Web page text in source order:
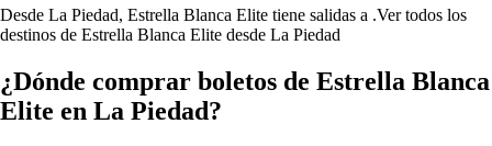
Desde La Piedad, Estrella Blanca Elite tiene salidas a .Ver todos los
destinos de Estrella Blanca Elite desde La Piedad
¿Dónde comprar boletos de Estrella Blanca
Elite en La Piedad?